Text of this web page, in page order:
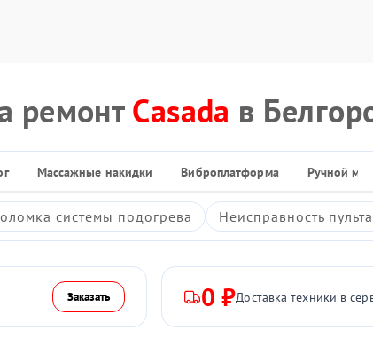
ремонтCasada в
Массажные накидки Виброплатформа Ручной
системы подогрева Неисправность
Заказать 0 ₽Доставка техники в